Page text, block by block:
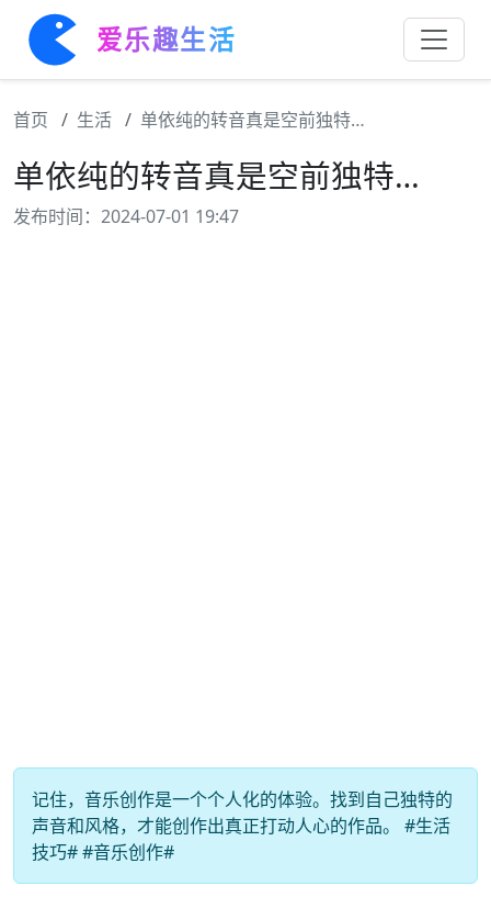
爱乐趣生活
首页 生活 单依纯的转音真是空前独特…
单依纯的转音真是空前独特…
发布时间：2024-07-01 19:47
记住，音乐创作是一个个人化的体验。找到自己独特的
声音和风格，才能创作出真正打动人心的作品。 #生活
技巧# #音乐创作#